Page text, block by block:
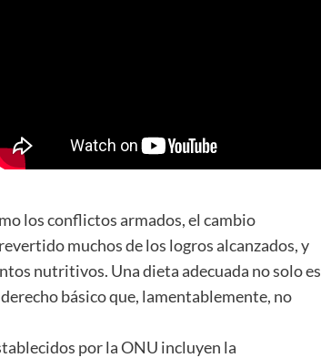
los conflictos armados, el cambio
muchos de los logros alcanzados, y
nutritivos. Una dieta adecuada no solo es
básico que, lamentablemente, no
por la ONU incluyen la